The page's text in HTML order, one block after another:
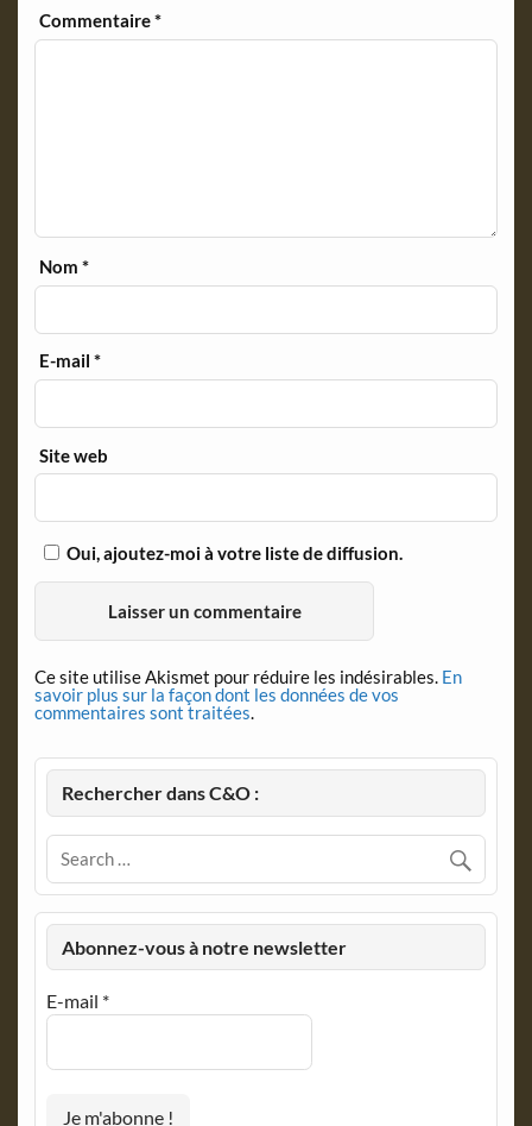
Commentaire*
Nom*
E-mail*
Site web
Oui, ajoutez-moi à votre liste de diffusion.
Ce site utilise Akismet pour réduire les indésirables. En
savoir plus sur la façon dont les données de vos
commentaires sont traitées.
Rechercher dans C&O :
Abonnez-vous à notre newsletter
E-mail *